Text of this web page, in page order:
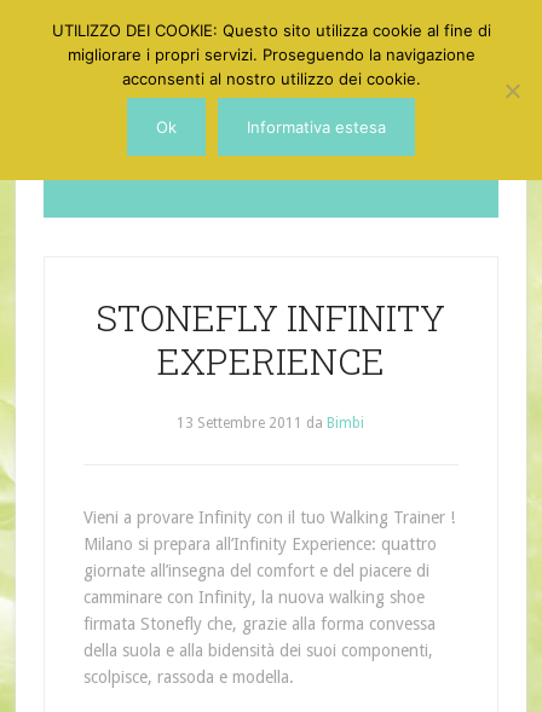
Dotgirl
STONEFLY INFINITY
EXPERIENCE
13 Settembre 2011 da Bimbi
Vieni a provare Infinity con il tuo Walking Trainer !
Milano si prepara all’Infinity Experience: quattro
giornate all’insegna del comfort e del piacere di
camminare con Infinity, la nuova walking shoe
firmata Stonefly che, grazie alla forma convessa
della suola e alla bidensità dei suoi componenti,
scolpisce, rassoda e modella.
UTILIZZO DEI COOKIE: Questo sito utilizza cookie al fine di
migliorare i propri servizi. Proseguendo la navigazione
acconsenti al nostro utilizzo dei cookie.
Ok Informativa estesa